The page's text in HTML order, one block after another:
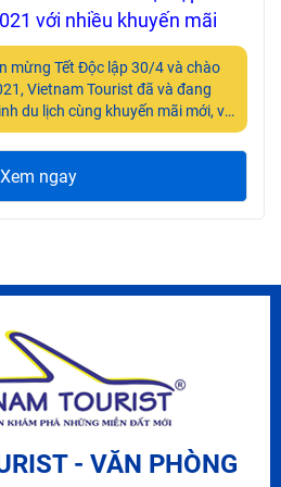
với nhiều khuyến mãi
mừng Tết Độc lập 30/4 và chào
Vietnam Tourist đã và đang
du lịch cùng khuyến mãi mới, với
hấp dẫn. Đến ngay với Vietnam
hỗ trợ nhiệt tình cùng các sản
Xem ngay
- VĂN PHÒNG